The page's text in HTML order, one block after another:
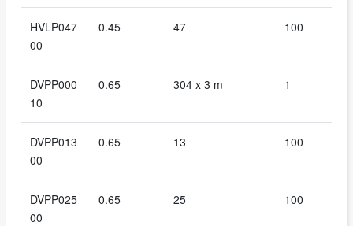
HVLP047
00
0.45 47 100
DVPP000
10
0.65 304 x 3 m 1
DVPP013
00
0.65 13 100
DVPP025
00
0.65 25 100